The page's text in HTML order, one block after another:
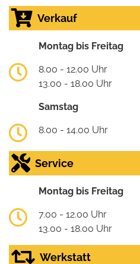
Verkauf
Montag bis Freitag
8.00 - 12.00 Uhr
13.00 - 18.00 Uhr
Samstag
8.00 - 14.00 Uhr
Service
Montag bis Freitag
7.00 - 12.00 Uhr
13.00 - 18.00 Uhr
Werkstatt